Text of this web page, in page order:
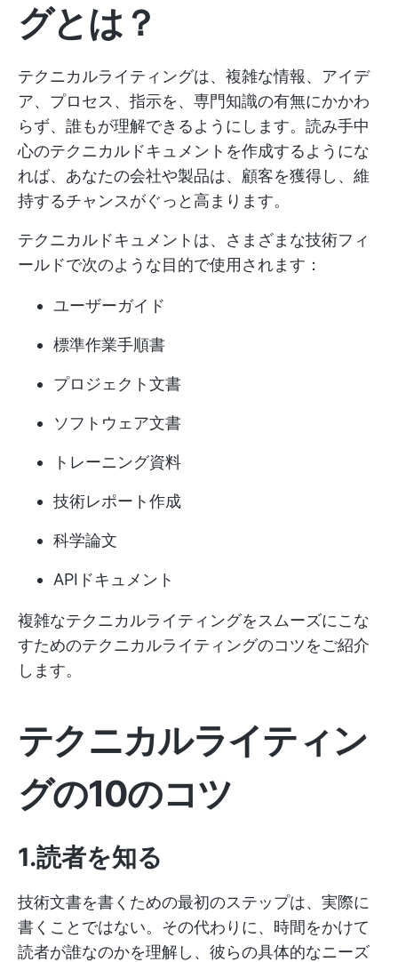
グとは？
テクニカルライティングは、複雑な情報、アイデ
ア、プロセス、指示を、専門知識の有無にかかわ
らず、誰もが理解できるようにします。読み手中
心のテクニカルドキュメントを作成するようにな
れば、あなたの会社や製品は、顧客を獲得し、維
持するチャンスがぐっと高まります。
テクニカルドキュメントは、さまざまな技術フィ
ールドで次のような目的で使用されます：
ユーザーガイド
標準作業手順書
プロジェクト文書
ソフトウェア文書
トレーニング資料
技術レポート作成
科学論文
APIドキュメント
複雑なテクニカルライティングをスムーズにこな
すためのテクニカルライティングのコツをご紹介
します。
テクニカルライティン
グの10のコツ
1.読者を知る
技術文書を書くための最初のステップは、実際に
書くことではない。その代わりに、時間をかけて
読者が誰なのかを理解し、彼らの具体的なニーズ